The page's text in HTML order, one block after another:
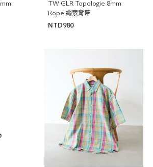
TW GLR Topologie 8mm
Rope 繩索背帶
NTD980